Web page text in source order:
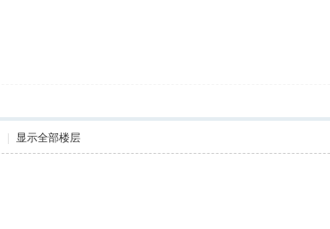
显示全部楼层